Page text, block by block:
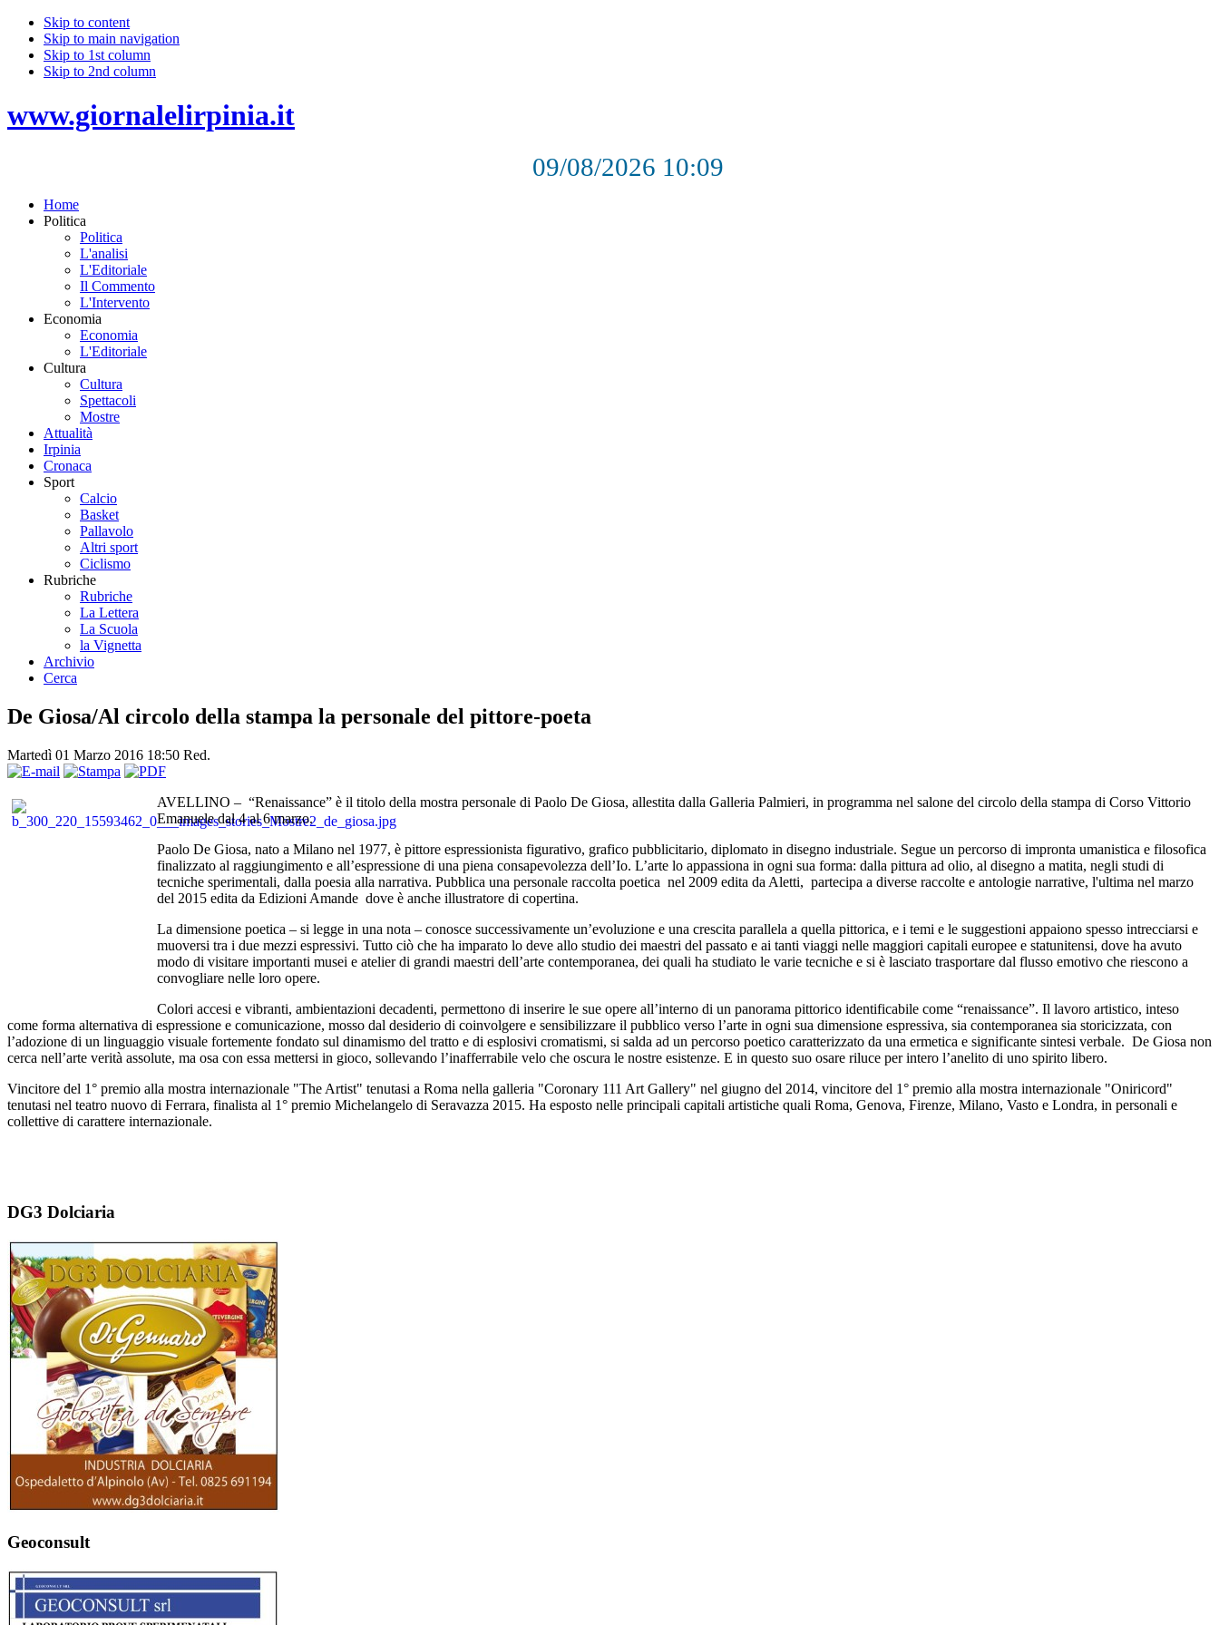
Skip to content
Skip to main navigation
Skip to 1st column
Skip to 2nd column
www.giornalelirpinia.it
09/08/2026 10:09
Home
Politica
Politica
L'analisi
L'Editoriale
Il Commento
L'Intervento
Economia
Economia
L'Editoriale
Cultura
Cultura
Spettacoli
Mostre
Attualità
Irpinia
Cronaca
Sport
Calcio
Basket
Pallavolo
Altri sport
Ciclismo
Rubriche
Rubriche
La Lettera
La Scuola
la Vignetta
Archivio
Cerca
De Giosa/Al circolo della stampa la personale del pittore-poeta
Martedì 01 Marzo 2016 18:50 Red.
AVELLINO – “Renaissance” è il titolo della mostra personale di Paolo De Giosa, allestita dalla Galleria Palmieri, in programma nel salone del circolo della stampa di Corso Vittorio
Emanuele dal 4 al 6 marzo.
Paolo De Giosa, nato a Milano nel 1977, è pittore espressionista figurativo, grafico pubblicitario, diplomato in disegno industriale. Segue un percorso di impronta umanistica e filosofica
finalizzato al raggiungimento e all’espressione di una piena consapevolezza dell’Io. L’arte lo appassiona in ogni sua forma: dalla pittura ad olio, al disegno a matita, negli studi di
tecniche sperimentali, dalla poesia alla narrativa. Pubblica una personale raccolta poetica nel 2009 edita da Aletti, partecipa a diverse raccolte e antologie narrative, l'ultima nel marzo
del 2015 edita da Edizioni Amande dove è anche illustratore di copertina.
La dimensione poetica – si legge in una nota – conosce successivamente un’evoluzione e una crescita parallela a quella pittorica, e i temi e le suggestioni appaiono spesso intrecciarsi e
muoversi tra i due mezzi espressivi. Tutto ciò che ha imparato lo deve allo studio dei maestri del passato e ai tanti viaggi nelle maggiori capitali europee e statunitensi, dove ha avuto
modo di visitare importanti musei e atelier di grandi maestri dell’arte contemporanea, dei quali ha studiato le varie tecniche e si è lasciato trasportare dal flusso emotivo che riescono a
convogliare nelle loro opere.
Colori accesi e vibranti, ambientazioni decadenti, permettono di inserire le sue opere all’interno di un panorama pittorico identificabile come “renaissance”. Il lavoro artistico, inteso
come forma alternativa di espressione e comunicazione, mosso dal desiderio di coinvolgere e sensibilizzare il pubblico verso l’arte in ogni sua dimensione espressiva, sia contemporanea sia storicizzata, con
l’adozione di un linguaggio visuale fortemente fondato sul dinamismo del tratto e di esplosivi cromatismi, si salda ad un percorso poetico caratterizzato da una ermetica e significante sintesi verbale. De Giosa non
cerca nell’arte verità assolute, ma osa con essa mettersi in gioco, sollevando l’inafferrabile velo che oscura le nostre esistenze. E in questo suo osare riluce per intero l’anelito di uno spirito libero.
Vincitore del 1° premio alla mostra internazionale "The Artist" tenutasi a Roma nella galleria "Coronary 111 Art Gallery" nel giugno del 2014, vincitore del 1° premio alla mostra internazionale "Oniricord"
tenutasi nel teatro nuovo di Ferrara, finalista al 1° premio Michelangelo di Seravazza 2015. Ha esposto nelle principali capitali artistiche quali Roma, Genova, Firenze, Milano, Vasto e Londra, in personali e
collettive di carattere internazionale.
DG3 Dolciaria
Geoconsult